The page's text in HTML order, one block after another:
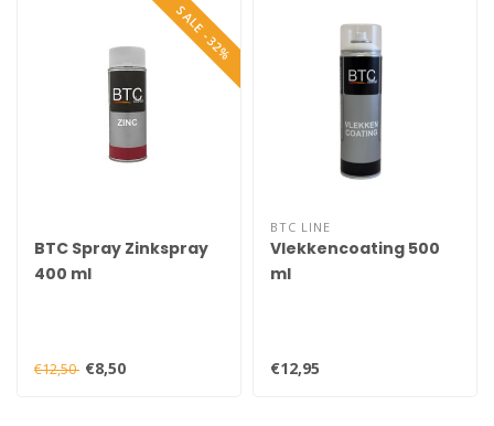
SALE -32%
BTC Spray Zinkspray
400 ml
€12,50 €8,50
BTC LINE
Vlekkencoating 500
ml
€12,95